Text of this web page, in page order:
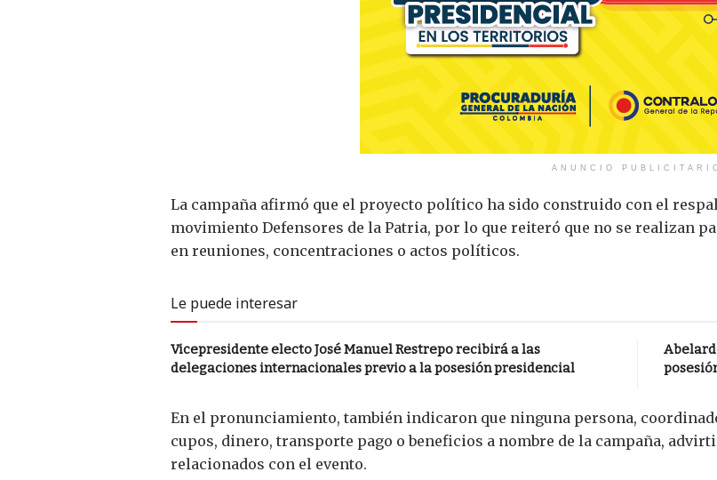
ANUNCIO
La campaña afirmó que el proyecto político ha sido construido con el
movimiento Defensores de la Patria, por lo que reiteró que no se realizan
en reuniones, concentraciones o actos políticos.
Le puede interesar
Vicepresidente electo José Manuel Restrepo recibirá a las
delegaciones internacionales previo a la posesión presidencial
En el pronunciamiento, también indicaron que ninguna persona,
cupos, dinero, transporte pago o beneficios a nombre de la campaña,
relacionados con el evento.